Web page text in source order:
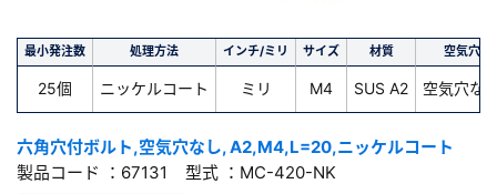
最小発注数 処理方法 インチ/ミリ サイズ 材質 空気穴
25個 ニッケルコート ミリ M4 SUS A2 空気穴な
六角穴付ボルト,空気穴なし, A2,M4,L=20,ニッケルコート
製品コード ：67131 型式 ：MC-420-NK